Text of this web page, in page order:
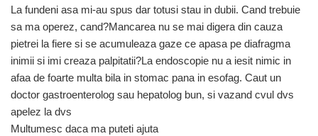
La fundeni asa mi-au spus dar totusi stau in dubii. Cand trebuie
sa ma operez, cand?Mancarea nu se mai digera din cauza
pietrei la fiere si se acumuleaza gaze ce apasa pe diafragma
inimii si imi creaza palpitatii?La endoscopie nu a iesit nimic in
afaa de foarte multa bila in stomac pana in esofag. Caut un
doctor gastroenterolog sau hepatolog bun, si vazand cvul dvs
apelez la dvs
Multumesc daca ma puteti ajuta